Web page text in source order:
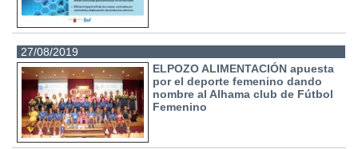
27/08/2019
ELPOZO ALIMENTACIÓN apuesta
por el deporte femenino dando
nombre al Alhama club de Fútbol
Femenino